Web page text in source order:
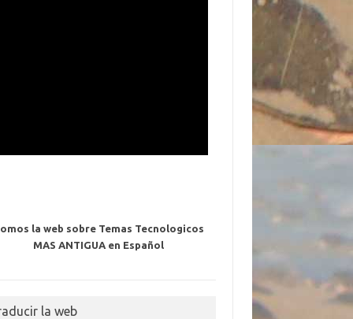
la web sobre Temas Tecnologicos
MAS ANTIGUA en Español
la web